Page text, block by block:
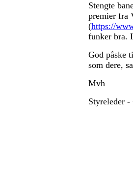
Stengte
premier fra
(https://
funker bra.
God påske
som dere,
Mvh
Styreleder -